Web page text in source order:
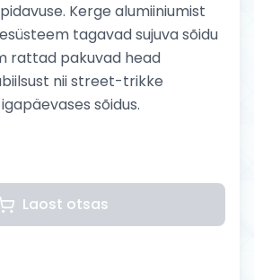
Kerge alumiiniumist
tagavad sujuva sõidu
rattad pakuvad head
nii street-trikke
sõidus.
Laost otsas